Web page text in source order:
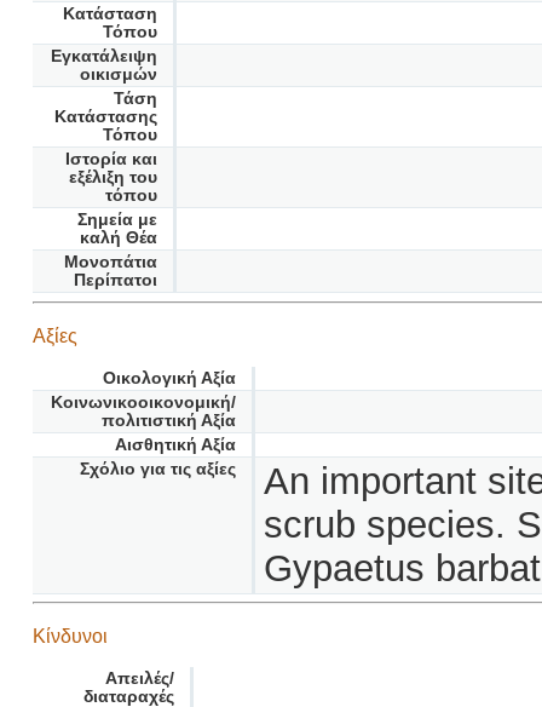
Κατάσταση
Τόπου
Εγκατάλειψη
οικισμών
Τάση
Κατάστασης
Τόπου
Ιστορία και
εξέλιξη του
τόπου
Σημεία με
καλή Θέα
Μονοπάτια
Περίπατοι
Αξίες
Οικολογική Αξία
Κοινωνικοοικονομική/
πολιτιστική Αξία
Αισθητική Αξία
Σχόλιο για τις αξίες
An important
scrub species.
Gypaetus
Κίνδυνοι
Απειλές/
διαταραχές